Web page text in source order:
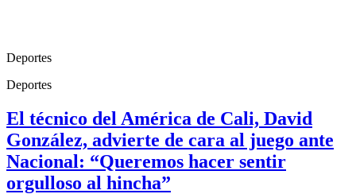
Deportes
Deportes
El técnico del América de Cali, David
González, advierte de cara al juego ante
Nacional: “Queremos hacer sentir
orgulloso al hincha”